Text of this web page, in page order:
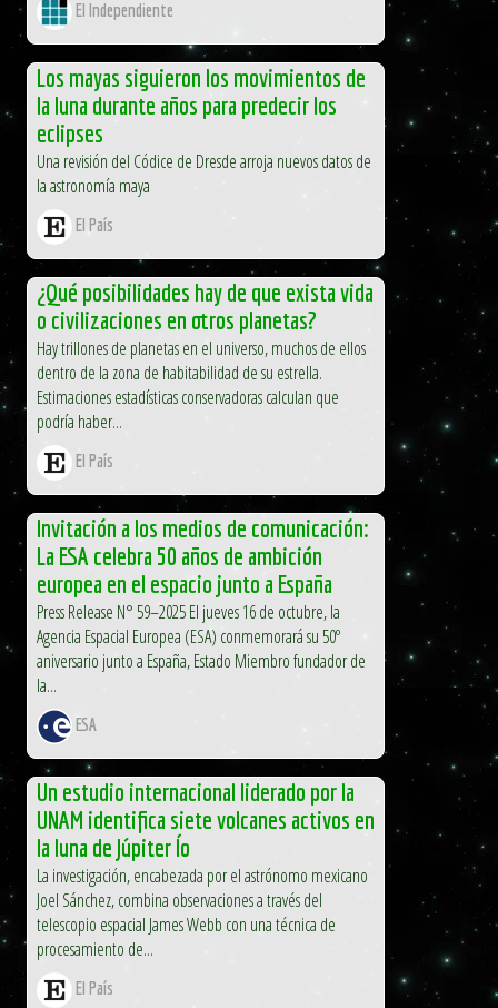
El Independiente
Los mayas siguieron los movimientos de
la luna durante años para predecir los
eclipses
Una revisión del Códice de Dresde arroja nuevos datos de
la astronomía maya
El País
¿Qué posibilidades hay de que exista vida
o civilizaciones en otros planetas?
Hay trillones de planetas en el universo, muchos de ellos
dentro de la zona de habitabilidad de su estrella.
Estimaciones estadísticas conservadoras calculan que
podría haber...
El País
Invitación a los medios de comunicación:
La ESA celebra 50 años de ambición
europea en el espacio junto a España
Press Release N° 59–2025 El jueves 16 de octubre, la
Agencia Espacial Europea (ESA) conmemorará su 50º
aniversario junto a España, Estado Miembro fundador de
la...
ESA
Un estudio internacional liderado por la
UNAM identifica siete volcanes activos en
la luna de Júpiter Ío
La investigación, encabezada por el astrónomo mexicano
Joel Sánchez, combina observaciones a través del
telescopio espacial James Webb con una técnica de
procesamiento de...
El País